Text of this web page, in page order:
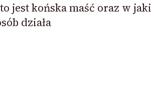
jest końska maść oraz w jaki
działa